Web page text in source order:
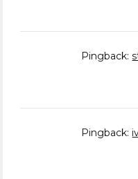
Pingback:
Pingback: